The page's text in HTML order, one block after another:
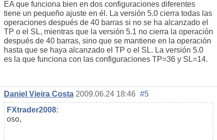
EA que funciona bien en dos configuraciones diferentes
tiene un pequeño ajuste en él. La versión 5.0 cierra todas las
operaciones después de 40 barras si no se ha alcanzado el
TP o el SL, mientras que la versión 5.1 no cierra la operación
después de 40 barras, sino que se mantiene en la operación
hasta que se haya alcanzado el TP o el SL. La versión 5.0
es la que funciona con las configuraciones TP=36 y SL=14.
Daniel Vieira Costa 2009.06.24 18:46 #5
FXtrader2008:
oso,